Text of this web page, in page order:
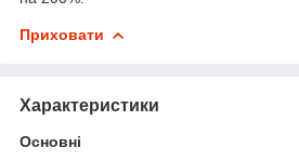
Приховати
Характеристики
Основні